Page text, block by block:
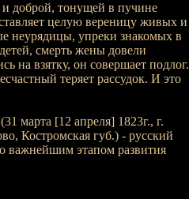
доброй, тонущей в пучине
целую вереницу живых и
неурядицы, упреки знакомых в
смерть жены довели
на взятку, он совершает подлог.
теряет рассудок. И это
марта [12 апреля] 1823г., г.
Костромская губ.) - русский
важнейшим этапом развития